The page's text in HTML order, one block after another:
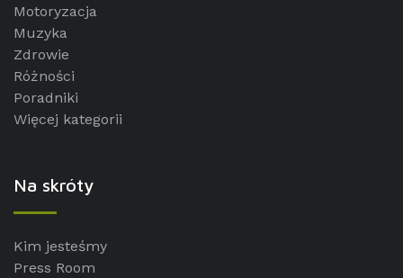
Motoryzacja
Muzyka
Zdrowie
Różności
Poradniki
Więcej kategorii
Na skróty
Kim jesteśmy
Press Room